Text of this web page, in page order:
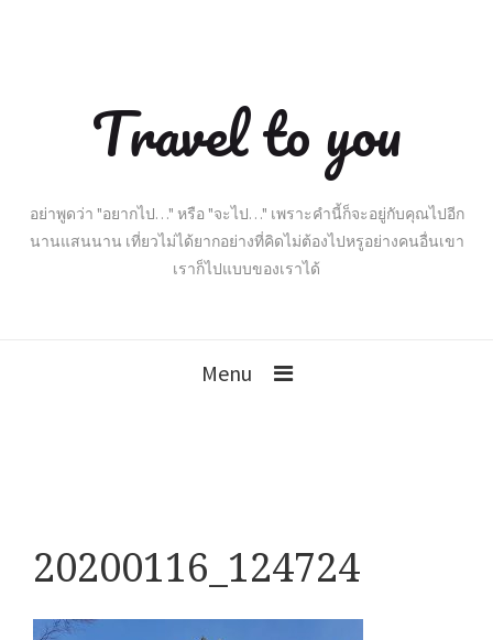
Travel to you
อย่าพูดว่า "อยากไป…" หรือ "จะไป…" เพราะคำนี้ก็จะอยู่กับคุณไปอีก
นานแสนนาน เที่ยวไม่ได้ยากอย่างที่คิดไม่ต้องไปหรูอย่างคนอื่นเขา
เราก็ไปแบบของเราได้
Menu
20200116_124724